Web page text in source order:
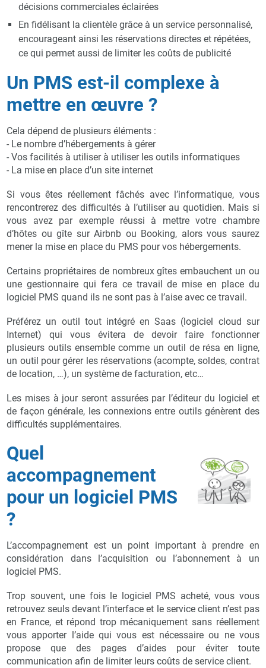
décisions commerciales éclairées
En fidélisant la clientèle grâce à un service personnalisé,
encourageant ainsi les réservations directes et répétées,
ce qui permet aussi de limiter les coûts de publicité
Un PMS est-il complexe à
mettre en œuvre ?
Cela dépend de plusieurs éléments :
- Le nombre d’hébergements à gérer
- Vos facilités à utiliser à utiliser les outils informatiques
- La mise en place d’un site internet
Si vous êtes réellement fâchés avec l’informatique, vous
rencontrerez des difficultés à l’utiliser au quotidien. Mais si
vous avez par exemple réussi à mettre votre chambre
d’hôtes ou gîte sur Airbnb ou Booking, alors vous saurez
mener la mise en place du PMS pour vos hébergements.
Certains propriétaires de nombreux gîtes embauchent un ou
une gestionnaire qui fera ce travail de mise en place du
logiciel PMS quand ils ne sont pas à l’aise avec ce travail.
Préférez un outil tout intégré en Saas (logiciel cloud sur
Internet) qui vous évitera de devoir faire fonctionner
plusieurs outils ensemble comme un outil de résa en ligne,
un outil pour gérer les réservations (acompte, soldes, contrat
de location, …), un système de facturation, etc…
Les mises à jour seront assurées par l’éditeur du logiciel et
de façon générale, les connexions entre outils génèrent des
difficultés supplémentaires.
Quel
accompagnement
pour un logiciel PMS
?
L’accompagnement est un point important à prendre en
considération dans l’acquisition ou l’abonnement à un
logiciel PMS.
Trop souvent, une fois le logiciel PMS acheté, vous vous
retrouvez seuls devant l’interface et le service client n’est pas
en France, et répond trop mécaniquement sans réellement
vous apporter l’aide qui vous est nécessaire ou ne vous
propose que des pages d’aides pour éviter toute
communication afin de limiter leurs coûts de service client.